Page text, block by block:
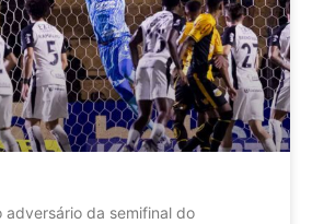
adversário da semifinal do